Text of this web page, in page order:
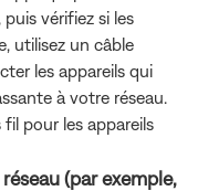
vérifiez si les
utilisez un câble
les appareils qui
à votre réseau.
pour les appareils
(par exemple,